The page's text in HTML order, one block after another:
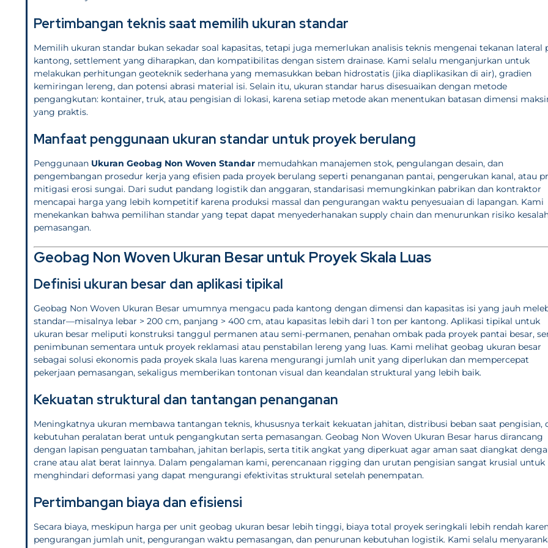
Pertimbangan teknis saat memilih ukuran standar
Memilih ukuran standar bukan sekadar soal kapasitas, tetapi juga memerlukan analisis teknis mengenai tekanan lateral
kantong, settlement yang diharapkan, dan kompatibilitas dengan sistem drainase. Kami selalu menganjurkan untuk
melakukan perhitungan geoteknik sederhana yang memasukkan beban hidrostatis (jika diaplikasikan di air), gradien
kemiringan lereng, dan potensi abrasi material isi. Selain itu, ukuran standar harus disesuaikan dengan metode
pengangkutan: kontainer, truk, atau pengisian di lokasi, karena setiap metode akan menentukan batasan dimensi
yang praktis.
Manfaat penggunaan ukuran standar untuk proyek berulang
Penggunaan Ukuran Geobag Non Woven Standar memudahkan manajemen stok, pengulangan desain, dan
pengembangan prosedur kerja yang efisien pada proyek berulang seperti penanganan pantai, pengerukan kanal, atau
mitigasi erosi sungai. Dari sudut pandang logistik dan anggaran, standarisasi memungkinkan pabrikan dan kontraktor
mencapai harga yang lebih kompetitif karena produksi massal dan pengurangan waktu penyesuaian di lapangan. Kami
menekankan bahwa pemilihan standar yang tepat dapat menyederhanakan supply chain dan menurunkan risiko
pemasangan.
Geobag Non Woven Ukuran Besar untuk Proyek Skala Luas
Definisi ukuran besar dan aplikasi tipikal
Geobag Non Woven Ukuran Besar umumnya mengacu pada kantong dengan dimensi dan kapasitas isi yang jauh
standar—misalnya lebar > 200 cm, panjang > 400 cm, atau kapasitas lebih dari 1 ton per kantong. Aplikasi tipikal untuk
ukuran besar meliputi konstruksi tanggul permanen atau semi-permanen, penahan ombak pada proyek pantai besar,
penimbunan sementara untuk proyek reklamasi atau penstabilan lereng yang luas. Kami melihat geobag ukuran besar
sebagai solusi ekonomis pada proyek skala luas karena mengurangi jumlah unit yang diperlukan dan mempercepat
pekerjaan pemasangan, sekaligus memberikan tontonan visual dan keandalan struktural yang lebih baik.
Kekuatan struktural dan tantangan penanganan
Meningkatnya ukuran membawa tantangan teknis, khususnya terkait kekuatan jahitan, distribusi beban saat pengisian,
kebutuhan peralatan berat untuk pengangkutan serta pemasangan. Geobag Non Woven Ukuran Besar harus dirancang
dengan lapisan penguatan tambahan, jahitan berlapis, serta titik angkat yang diperkuat agar aman saat diangkat
crane atau alat berat lainnya. Dalam pengalaman kami, perencanaan rigging dan urutan pengisian sangat krusial untuk
menghindari deformasi yang dapat mengurangi efektivitas struktural setelah penempatan.
Pertimbangan biaya dan efisiensi
Secara biaya, meskipun harga per unit geobag ukuran besar lebih tinggi, biaya total proyek seringkali lebih rendah
pengurangan jumlah unit, pengurangan waktu pemasangan, dan penurunan kebutuhan logistik. Kami selalu